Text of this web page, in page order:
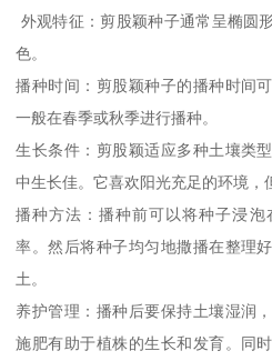
外观特征：剪股颖种子通常呈椭圆
色。
播种时间：剪股颖种子的播种时间
一般在春季或秋季进行播种。
生长条件：剪股颖适应多种土壤类
中生长佳。它喜欢阳光充足的环境，
播种方法：播种前可以将种子浸
率。然后将种子均匀地撒播在整理
土。
养护管理：播种后要保持土壤湿润
施肥有助于植株的生长和发育。同